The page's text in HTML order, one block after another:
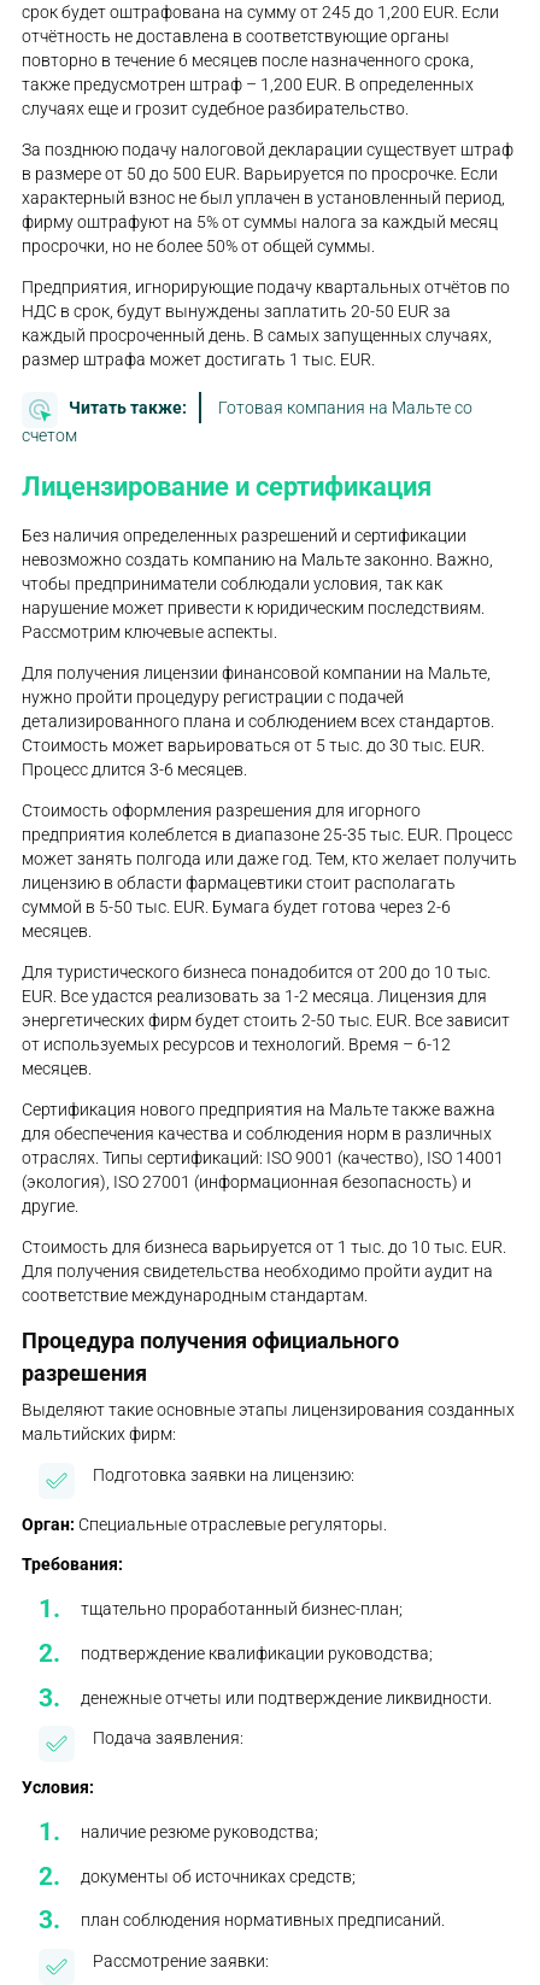
срок будет оштрафована на сумму от 245 до 1,200 EUR. Если
отчётность не доставлена в соответствующие органы
повторно в течение 6 месяцев после назначенного срока,
также предусмотрен штраф – 1,200 EUR. В определенных
случаях еще и грозит судебное разбирательство.
За позднюю подачу налоговой декларации существует штраф
в размере от 50 до 500 EUR. Варьируется по просрочке. Если
характерный взнос не был уплачен в установленный период,
фирму оштрафуют на 5% от суммы налога за каждый месяц
просрочки, но не более 50% от общей суммы.
Предприятия, игнорирующие подачу квартальных отчётов по
НДС в срок, будут вынуждены заплатить 20-50 EUR за
каждый просроченный день. В самых запущенных случаях,
размер штрафа может достигать 1 тыс. EUR.
Читать также:
Готовая компания на Мальте со
счетом
Лицензирование и сертификация
Без наличия определенных разрешений и сертификации
невозможно создать компанию на Мальте законно. Важно,
чтобы предприниматели соблюдали условия, так как
нарушение может привести к юридическим последствиям.
Рассмотрим ключевые аспекты.
Для получения лицензии финансовой компании на Мальте,
нужно пройти процедуру регистрации с подачей
детализированного плана и соблюдением всех стандартов.
Стоимость может варьироваться от 5 тыс. до 30 тыс. EUR.
Процесс длится 3-6 месяцев.
Стоимость оформления разрешения для игорного
предприятия колеблется в диапазоне 25-35 тыс. EUR. Процесс
может занять полгода или даже год. Тем, кто желает получить
лицензию в области фармацевтики стоит располагать
суммой в 5-50 тыс. EUR. Бумага будет готова через 2-6
месяцев.
Для туристического бизнеса понадобится от 200 до 10 тыс.
EUR. Все удастся реализовать за 1-2 месяца. Лицензия для
энергетических фирм будет стоить 2-50 тыс. EUR. Все зависит
от используемых ресурсов и технологий. Время – 6-12
месяцев.
Сертификация нового предприятия на Мальте также важна
для обеспечения качества и соблюдения норм в различных
отраслях. Типы сертификаций: ISO 9001 (качество), ISO 14001
(экология), ISO 27001 (информационная безопасность) и
другие.
Стоимость для бизнеса варьируется от 1 тыс. до 10 тыс. EUR.
Для получения свидетельства необходимо пройти аудит на
соответствие международным стандартам.
Процедура получения официального
разрешения
Выделяют такие основные этапы лицензирования созданных
мальтийских фирм:
Подготовка заявки на лицензию:
Орган: Специальные отраслевые регуляторы.
Требования:
тщательно проработанный бизнес-план;
подтверждение квалификации руководства;
денежные отчеты или подтверждение ликвидности.
Подача заявления:
Условия:
наличие резюме руководства;
документы об источниках средств;
план соблюдения нормативных предписаний.
Рассмотрение заявки: